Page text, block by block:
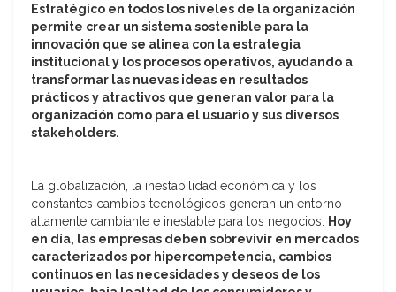
Estratégico en todos los niveles de la organización
permite crear un sistema sostenible para la
innovación que se alinea con la estrategia
institucional y los procesos operativos, ayudando a
transformar las nuevas ideas en resultados
prácticos y atractivos que generan valor para la
organización como para el usuario y sus diversos
stakeholders.
La globalización, la inestabilidad económica y los
constantes cambios tecnológicos generan un entorno
altamente cambiante e inestable para los negocios. Hoy
en día, las empresas deben sobrevivir en mercados
caracterizados por hipercompetencia, cambios
continuos en las necesidades y deseos de los